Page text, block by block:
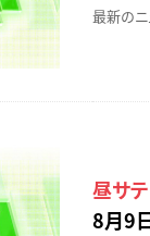
最新のニ
昼サテ
8月9